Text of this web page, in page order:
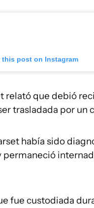
this post on Instagram
relató que debió
trasladada por un
había sido
fue custodiada